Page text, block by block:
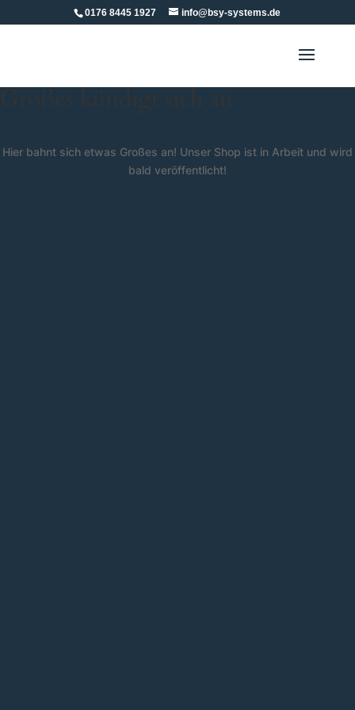
0176 8445 1927 info@bsy-systems.de
Hier bahnt sich etwas Großes an! Unser Shop ist in Arbeit und wird
bald veröffentlicht!